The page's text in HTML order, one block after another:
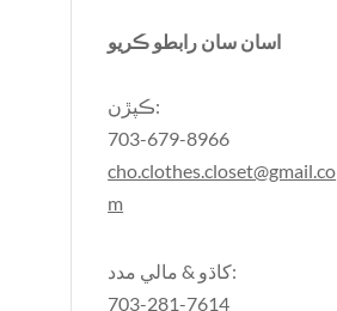
اسان سان رابطو ڪريو
ڪپڙن:
703-679-8966
cho.clothes.closet@gmail.co
m
کاڌو & مالي مدد:
703-281-7614